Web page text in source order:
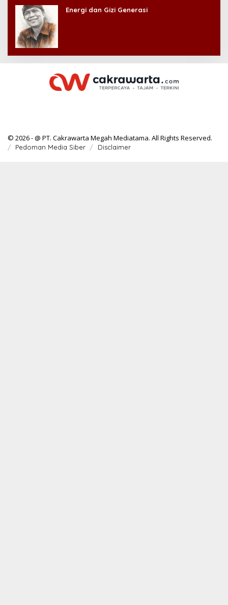
Energi dan Gizi Generasi
© 2026 - @ PT. Cakrawarta Megah Mediatama. All Rights Reserved.
Pedoman Media Siber Disclaimer